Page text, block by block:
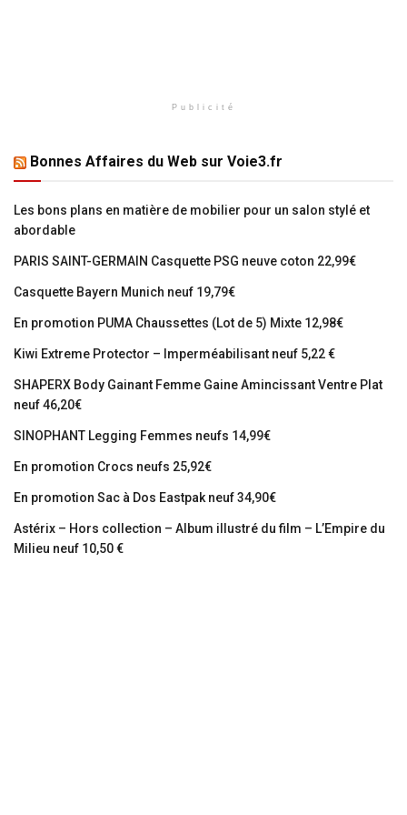
Publicité
Bonnes Affaires du Web sur Voie3.fr
Les bons plans en matière de mobilier pour un salon stylé et
abordable
PARIS SAINT-GERMAIN Casquette PSG neuve coton 22,99€
Casquette Bayern Munich neuf 19,79€
En promotion PUMA Chaussettes (Lot de 5) Mixte 12,98€
Kiwi Extreme Protector – Imperméabilisant neuf 5,22 €
SHAPERX Body Gainant Femme Gaine Amincissant Ventre Plat
neuf 46,20€
SINOPHANT Legging Femmes neufs 14,99€
En promotion Crocs neufs 25,92€
En promotion Sac à Dos Eastpak neuf 34,90€
Astérix – Hors collection – Album illustré du film – L’Empire du
Milieu neuf 10,50 €